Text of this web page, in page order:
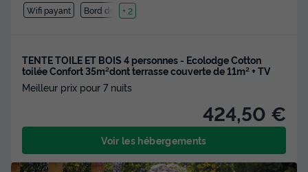
Wifi payant Bord de mer
+ 2
TENTE TOILE ET BOIS 4 personnes - Ecolodge Cotton
toilée Confort 35m²dont terrasse couverte de 11m² + TV
Meilleur prix pour 7 nuits
424,50 €
Voir les hébergements